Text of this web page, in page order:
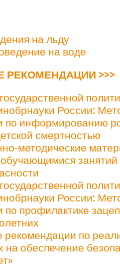
на льду
на воде
РЕКОМЕНДАЦИИ >>>
России:
по информированию
смертностью
методические
занятий
России:
по профилактике
рекомендации по
на обеспечение